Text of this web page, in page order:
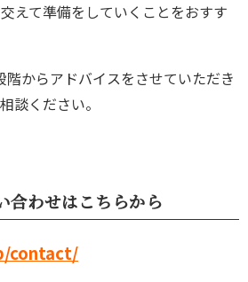
えて準備をしていくことをおすす
階からアドバイスをさせていただき
談ください。
合わせはこちらから
contact/